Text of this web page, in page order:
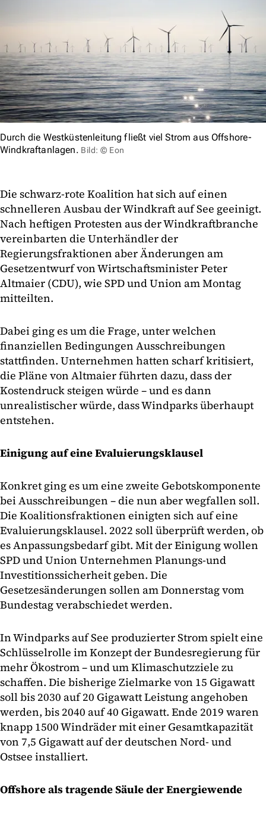
Durch die Westküstenleitung fließt viel Strom aus Offshore-
Windkraftanlagen. Bild: © Eon
Die schwarz-rote Koalition hat sich auf einen
schnelleren Ausbau der Windkraft auf See geeinigt.
Nach heftigen Protesten aus der Windkraftbranche
vereinbarten die Unterhändler der
Regierungsfraktionen aber Änderungen am
Gesetzentwurf von Wirtschaftsminister Peter
Altmaier (CDU), wie SPD und Union am Montag
mitteilten.
Dabei ging es um die Frage, unter welchen
finanziellen Bedingungen Ausschreibungen
stattfinden. Unternehmen hatten scharf kritisiert,
die Pläne von Altmaier führten dazu, dass der
Kostendruck steigen würde – und es dann
unrealistischer würde, dass Windparks überhaupt
entstehen.
Einigung auf eine Evaluierungsklausel
Konkret ging es um eine zweite Gebotskomponente
bei Ausschreibungen – die nun aber wegfallen soll.
Die Koalitionsfraktionen einigten sich auf eine
Evaluierungsklausel. 2022 soll überprüft werden, ob
es Anpassungsbedarf gibt. Mit der Einigung wollen
SPD und Union Unternehmen Planungs-und
Investitionssicherheit geben. Die
Gesetzesänderungen sollen am Donnerstag vom
Bundestag verabschiedet werden.
In Windparks auf See produzierter Strom spielt eine
Schlüsselrolle im Konzept der Bundesregierung für
mehr Ökostrom – und um Klimaschutzziele zu
schaffen. Die bisherige Zielmarke von 15 Gigawatt
soll bis 2030 auf 20 Gigawatt Leistung angehoben
werden, bis 2040 auf 40 Gigawatt. Ende 2019 waren
knapp 1500 Windräder mit einer Gesamtkapazität
von 7,5 Gigawatt auf der deutschen Nord- und
Ostsee installiert.
Offshore als tragende Säule der Energiewende